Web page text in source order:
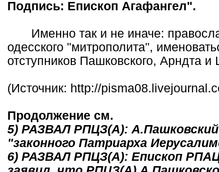
Подпись: Епископ Агафангел".
Именно так и не иначе:
одесского "митрополита",
отступников Пашковского, Арндта
(Источник: http://
Продолжение см.
5) РАЗВАЛ РПЦЗ(А):
"законного Патриарха
6) РАЗВАЛ РПЦЗ(А): Епископ